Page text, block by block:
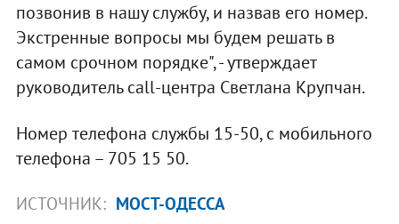
позвонив в нашу службу, и назвав его номер.
Экстренные вопросы мы будем решать в
самом срочном порядке", - утверждает
руководитель call-центра Светлана Крупчан.
Номер телефона службы 15-50, с мобильного
телефона – 705 15 50.
ИСТОЧНИК: МОСТ-ОДЕССА